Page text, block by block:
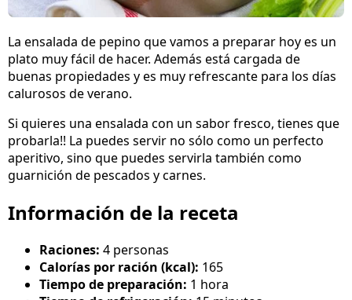
La ensalada de pepino que vamos a preparar hoy es un
plato muy fácil de hacer. Además está cargada de
buenas propiedades y es muy refrescante para los días
calurosos de verano.
Si quieres una ensalada con un sabor fresco, tienes que
probarla!! La puedes servir no sólo como un perfecto
aperitivo, sino que puedes servirla también como
guarnición de pescados y carnes.
Información de la receta
Raciones: 4 personas
Calorías por ración (kcal): 165
Tiempo de preparación: 1 hora